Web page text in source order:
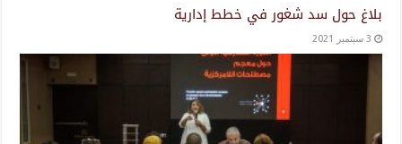
بلاغ حول سد شغور في خطط إدارية
3 سبتمبر 2021